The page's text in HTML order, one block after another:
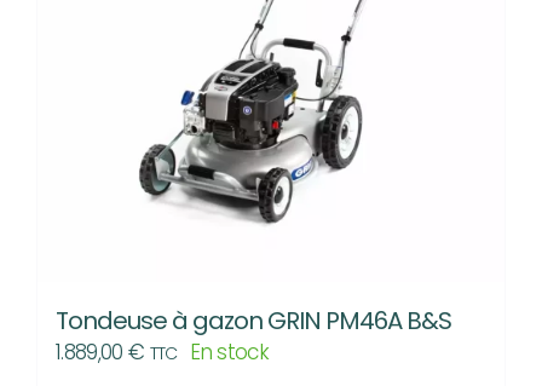
Tondeuse à gazon GRIN PM46A B&S
1.889,00 € TTC En stock